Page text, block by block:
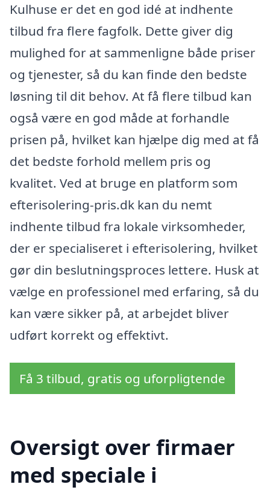
Kulhuse er det en god idé at indhente
tilbud fra flere fagfolk. Dette giver dig
mulighed for at sammenligne både priser
og tjenester, så du kan finde den bedste
løsning til dit behov. At få flere tilbud kan
også være en god måde at forhandle
prisen på, hvilket kan hjælpe dig med at få
det bedste forhold mellem pris og
kvalitet. Ved at bruge en platform som
efterisolering-pris.dk kan du nemt
indhente tilbud fra lokale virksomheder,
der er specialiseret i efterisolering, hvilket
gør din beslutningsproces lettere. Husk at
vælge en professionel med erfaring, så du
kan være sikker på, at arbejdet bliver
udført korrekt og effektivt.
Få 3 tilbud, gratis og uforpligtende
Oversigt over firmaer
med speciale i